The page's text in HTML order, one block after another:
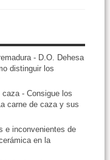
- D.O. Dehesa
distinguir los
- Consigue los
carne de caza y sus
e inconvenientes de
en la